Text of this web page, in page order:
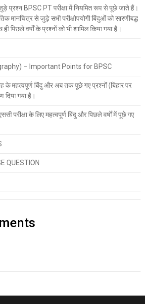
प्रश्न BPSC PT परीक्षा में नियमित रूप से पूछे जाते हैं।
मानचित्र से जुड़े सभी परीक्षोपयोगी बिंदुओं को सारणीबद्ध
पिछले वर्षों के प्रश्नों को भी शामिल किया गया है।
– Important Points for BPSC
के महत्वपूर्ण बिंदु और अब तक पूछे गए प्रश्नों (बिहार पर
गया है।
परीक्षा के लिए महत्वपूर्ण बिंदु और पिछले वर्षों में पूछे गए
QUESTION